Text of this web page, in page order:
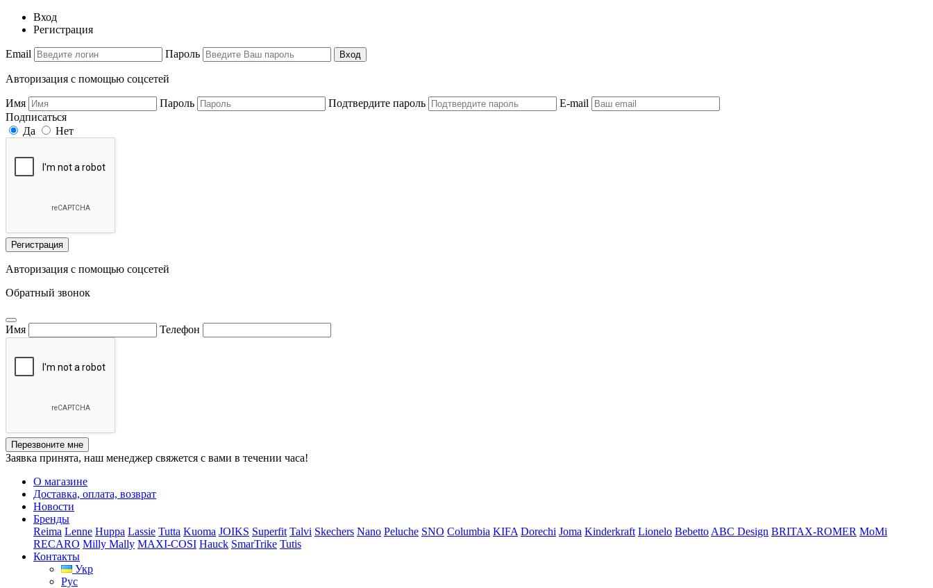
Вход
Регистрация
Email Пароль Вход
Авторизация с помощью соцсетей
Имя Пароль Подтвердите пароль
E-mail
Подписаться
Да
Нет
Регистрация
Авторизация с помощью соцсетей
Обратный звонок
Имя Телефон
Перезвоните мне
Заявка принята, наш менеджер свяжется с вами в течении часа!
О магазине
Доставка, оплата, возврат
Новости
Бренды
Reima Lenne Huppa Lassie Tutta Kuoma JOIKS Superfit Talvi Skechers Nano Peluche SNO Columbia KIFA Dorechi Joma Kinderkraft Lionelo Bebetto ABC Design BRITAX-ROMER MoMi
RECARO Milly Mally MAXI-COSI Hauck SmarTrike Tutis
Контакты
Укр
Рус